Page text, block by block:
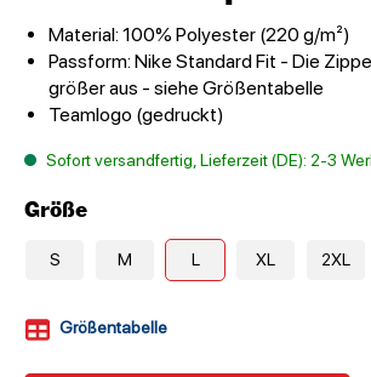
Material: 100% Polyester (220 g/m²)
Passform: Nike Standard Fit - Die
größer aus - siehe Größentabelle
Teamlogo (gedruckt)
Sofort versandfertig, Lieferzeit (DE): 2-3
Größe
S M L XL 2XL
Größentabelle